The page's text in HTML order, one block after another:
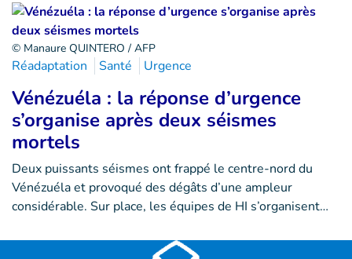
© Manaure QUINTERO / AFP
Réadaptation Santé Urgence
Vénézuéla : la réponse d’urgence
s’organise après deux séismes
mortels
Deux puissants séismes ont frappé le centre-nord du
Vénézuéla et provoqué des dégâts d’une ampleur
considérable. Sur place, les équipes de HI s’organisent…